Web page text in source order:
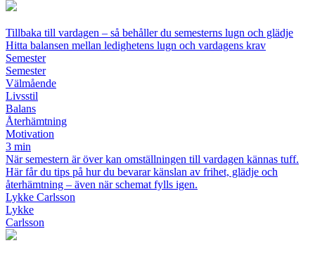
Tillbaka till vardagen – så behåller du semesterns lugn och glädje
Hitta balansen mellan ledighetens lugn och vardagens krav
Semester
Semester
Välmående
Livsstil
Balans
Återhämtning
Motivation
3 min
När semestern är över kan omställningen till vardagen kännas tuff.
Här får du tips på hur du bevarar känslan av frihet, glädje och
återhämtning – även när schemat fylls igen.
Lykke Carlsson
Lykke
Carlsson